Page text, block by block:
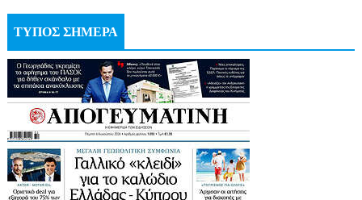
ΤΥΠΟΣ ΣΗΜΕΡΑ